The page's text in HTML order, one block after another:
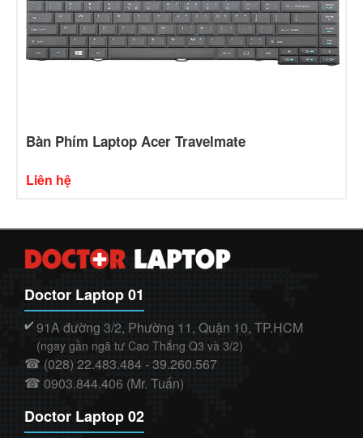
Bàn Phím Laptop Acer Travelmate
Liên hệ
Doctor Laptop 01
✔️ 91A đường 3/2, Phường 11, Quận 10, TP.HCM
(ngay gần ngã tư Cao Thắng Q3 và 3/2)
☎ (028) 22.483.484 - 39.260.567
☎ 0903.844.406 (Mr. Tuấn)
Doctor Laptop 02